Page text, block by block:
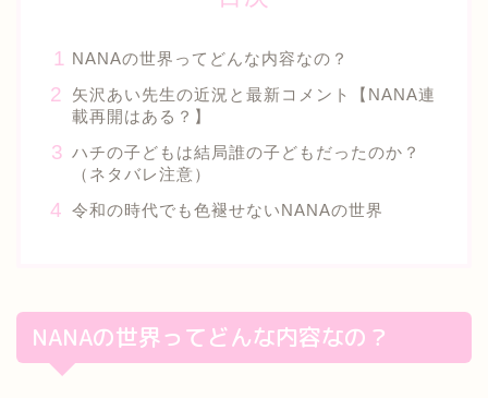
NANAの世界ってどんな内容なの？
矢沢あい先生の近況と最新コメント【NANA連
載再開はある？】
ハチの子どもは結局誰の子どもだったのか？
（ネタバレ注意）
令和の時代でも色褪せないNANAの世界
NANAの世界ってどんな内容なの？